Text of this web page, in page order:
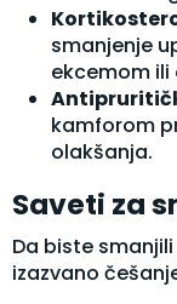
smanjenje
ekcemom
kamforom
olakšanja.
Saveti za
Da biste
izazvano